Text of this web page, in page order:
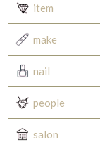
item
make
nail
people
salon